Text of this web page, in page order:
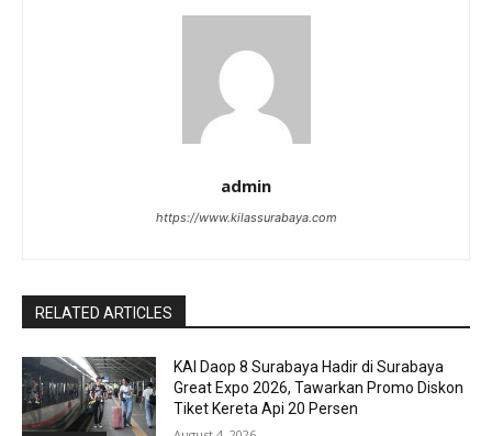
admin
https://www.kilassurabaya.com
RELATED ARTICLES
KAI Daop 8 Surabaya Hadir di Surabaya
Great Expo 2026, Tawarkan Promo Diskon
Tiket Kereta Api 20 Persen